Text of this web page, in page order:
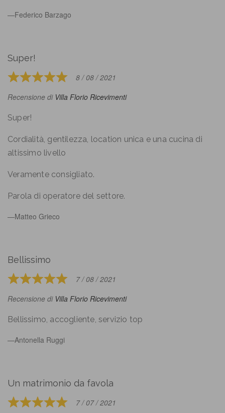
Federico Barzago
Super!
Rated
5
of
8 / 08 / 2021
Recensione di Villa Florio Ricevimenti
Super!
Cordialità, gentilezza, location unica e una cucina di
altissimo livello
Veramente consigliato.
Parola di operatore del settore.
Matteo Grieco
Bellissimo
Rated
5
of
7 / 08 / 2021
Recensione di Villa Florio Ricevimenti
Bellissimo, accogliente, servizio top
Antonella Ruggi
Un matrimonio da favola
Rated
7 / 07 / 2021